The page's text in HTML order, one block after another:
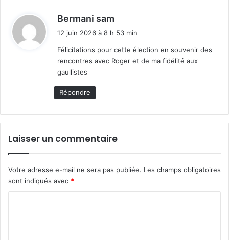
Bermani sam
:
12 juin 2026 à 8 h 53 min
Félicitations pour cette élection en souvenir des
rencontres avec Roger et de ma fidélité aux
gaullistes
Répondre
Laisser un commentaire
Votre adresse e-mail ne sera pas publiée. Les champs obligatoires
sont indiqués avec *